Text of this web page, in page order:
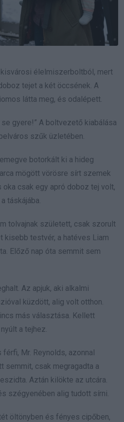
élelmiszerboltból, mert
tejet a két öccsének. A
látta meg, és odalépett.
se gyere!” A boltvezető kiabálása
szűk üzletében.
botorkált ki a hideg
mögött vörösre sírt szemek
csak egy apró doboz tej volt,
táskájába.
tolvajnak született, csak szorult
kisebb testvér, a hatéves Liam
Előző nap óta semmit sem
Az apjuk, aki alkalmi
küzdött, alig volt otthon.
más választása. Kellett
a tejhez.
Mr. Reynolds, azonnal
semmit, csak megragadta a
Aztán kilökte az utcára.
szégyenében alig tudott sírni.
öltönyben és fényes cipőben,